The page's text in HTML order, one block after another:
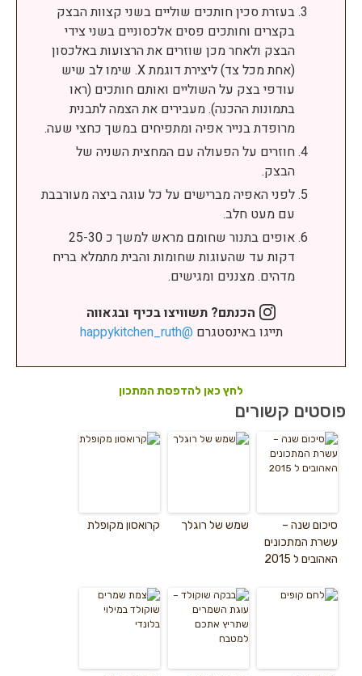
בעזרת סכין חותכים שוליים בשני קצוות הבצק
בקצרים וחותכים פסים אלכסוניים בשני צידי
הבצק ולאחר מכן שוזרים את הרצועות באלכסון
(אחת מכל צד) ליצירת דוגמת X. שימו לב שיש
עודפי בצק על השוליים ואותם חותכים (ראו
בתמונות ההכנה). מעבירים את הצמה לתבנית
מרופדת בנייר אפיה ומתפיחים במשך כחצי שעה.
חוזרים על הפעולה עם המחצית השניה של
הבצק.
לפני האפיה מברישים על כל עוגה ביצה מעורבבת
עם מעט חלב.
אופים בתנור שחומם מראש למשך כ 25-30
דקות עד שהעוגות שחומות והבית מתמלא בריח
מדהים. מצננים ומגישים.
הכנתם? תשוויצו בכיף ובגאווה
תייגו באינסטגרם @happykitchen_ruth
לחץ כאן להדפסת המתכון
פוסטים קשורים
סיכום שנה –
עשרת המתכונים
האהובים ל 2015
שמש של רוגלך קרואסון מקופלת